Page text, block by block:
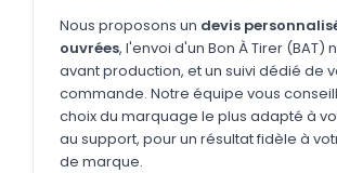
Vêtements
Outils & porte-clés
Cuisine
Nous proposons un devis
ouvrées, l'envoi d'un Bon À Tirer (BAT)
avant production, et un suivi dédié de
commande. Notre équipe vous
choix du marquage le plus adapté à
au support, pour un résultat fidèle à
de marque.